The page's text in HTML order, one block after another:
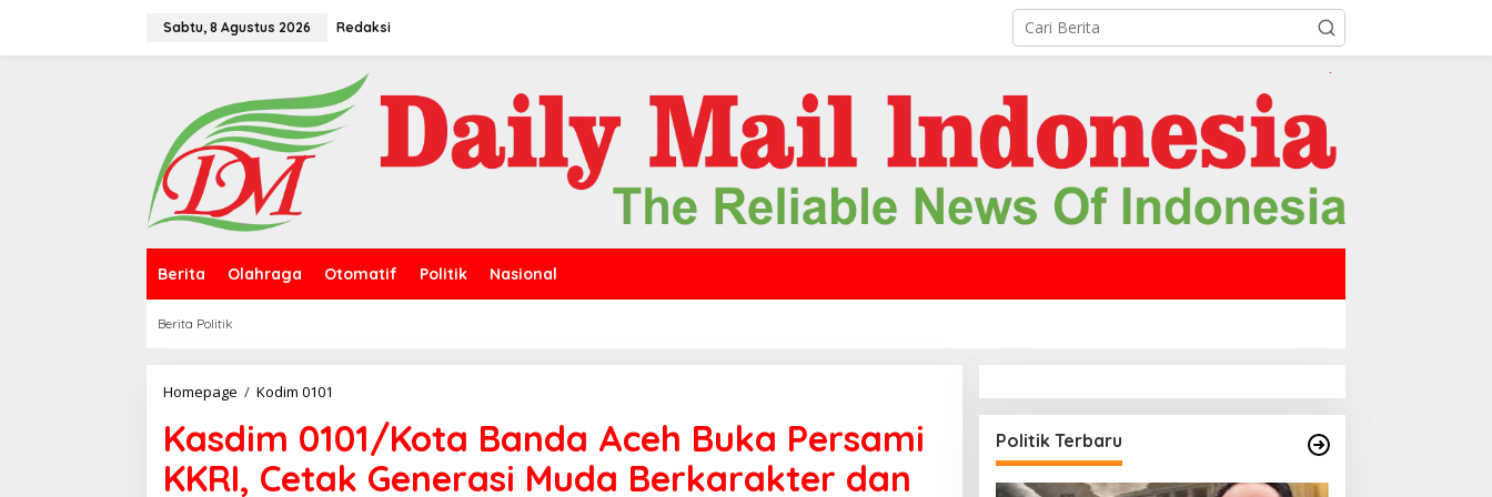
Sabtu, 8 Agustus 2026 Redaksi
Berita Olahraga Otomatif Politik Nasional
Berita Politik
Homepage / Kodim 0101
s
d
i
m
Kasdim 0101/Kota Banda Aceh Buka Persami
KKRI, Cetak Generasi Muda Berkarakter dan
Politik Terbaru